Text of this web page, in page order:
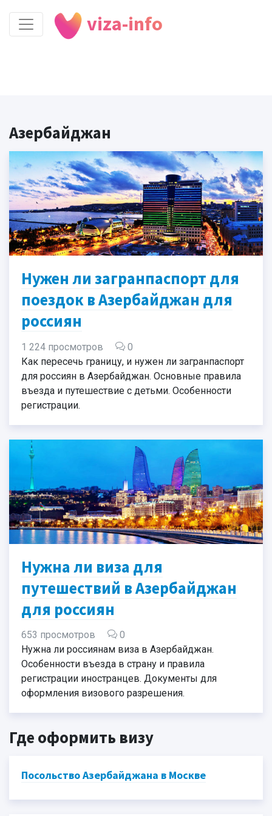
viza-info
Азербайджан
Нужен ли загранпаспорт для
поездок в Азербайджан для
россиян
1 224 просмотров
0
Как пересечь границу, и нужен ли загранпаспорт
для россиян в Азербайджан. Основные правила
въезда и путешествие с детьми. Особенности
регистрации.
Нужна ли виза для
путешествий в Азербайджан
для россиян
653 просмотров
0
Нужна ли россиянам виза в Азербайджан.
Особенности въезда в страну и правила
регистрации иностранцев. Документы для
оформления визового разрешения.
Где оформить визу
Посольство Азербайджана в Москве